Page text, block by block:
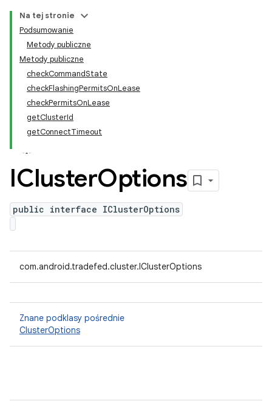
Na tej stronie
Podsumowanie
Metody publiczne
Metody publiczne
checkCommandState
checkFlashingPermitsOnLease
checkPermitsOnLease
getClusterId
getConnectTimeout
IClusterOptions
public interface IClusterOptions
com.android.tradefed.cluster.IClusterOptions
Znane podklasy pośrednie
ClusterOptions